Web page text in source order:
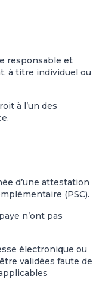
responsable et
à titre individuel ou
à l’un des
d’une attestation
(PSC).
n’ont pas
électronique ou
validées faute de